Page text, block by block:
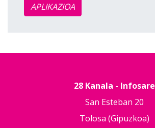
APLIKAZIOA
28 Kanala - Infosare
San Esteban 20
Tolosa (Gipuzkoa)